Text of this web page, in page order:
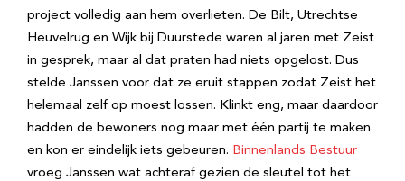
project volledig aan hem overlieten. De Bilt, Utrechtse
Heuvelrug en Wijk bij Duurstede waren al jaren met Zeist
in gesprek, maar al dat praten had niets opgelost. Dus
stelde Janssen voor dat ze eruit stappen zodat Zeist het
helemaal zelf op moest lossen. Klinkt eng, maar daardoor
hadden de bewoners nog maar met één partij te maken
en kon er eindelijk iets gebeuren. Binnenlands Bestuur
vroeg Janssen wat achteraf gezien de sleutel tot het